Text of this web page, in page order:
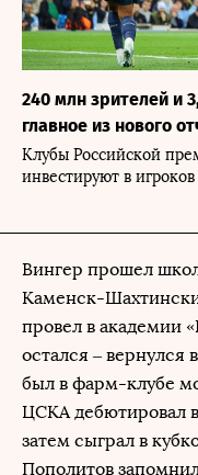
240 млн зрителей и
главное из нового
Клубы Российской
инвестируют в
Вингер прошел
Каменск-
провел в академии
остался – вернулся
был в фарм-клубе
ЦСКА дебютировал
затем сыграл в
Пополитов